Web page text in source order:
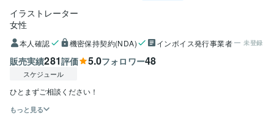
イラストレーター
女性
本人確認 機密保持契約(NDA) インボイス発行事業者 未登録
販売実績281評価 5.0フォロワー48
スケジュール
もっと見る